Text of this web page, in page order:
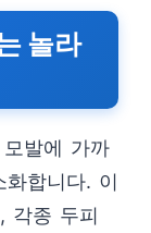
놀라
발에 가까
합니다. 이
각종 두피